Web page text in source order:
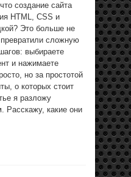
создание сайта
HTML, CSS и
Это больше не
превратили сложную
выбираете
и нажимаете
но за простотой
о которых стоит
я разложу
Расскажу, какие они